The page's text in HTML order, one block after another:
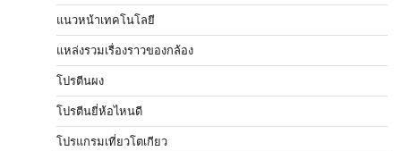
แนวหน้าเทคโนโลยี
แหล่งรวมเรื่องราวของกล้อง
โปรตีนผง
โปรตีนยี่ห้อไหนดี
โปรแกรมเที่ยวโตเกียว